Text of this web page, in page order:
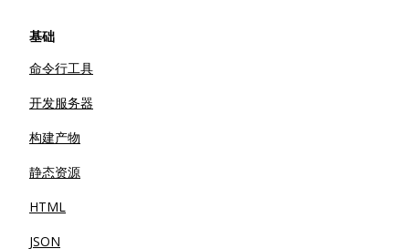
基础
命令行工具
开发服务器
构建产物
静态资源
HTML
JSON